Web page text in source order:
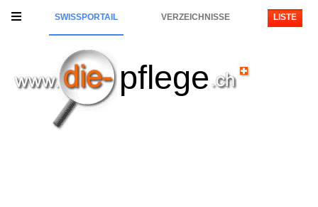
SWISSPORTAIL VERZEICHNISSE LISTE
pflege